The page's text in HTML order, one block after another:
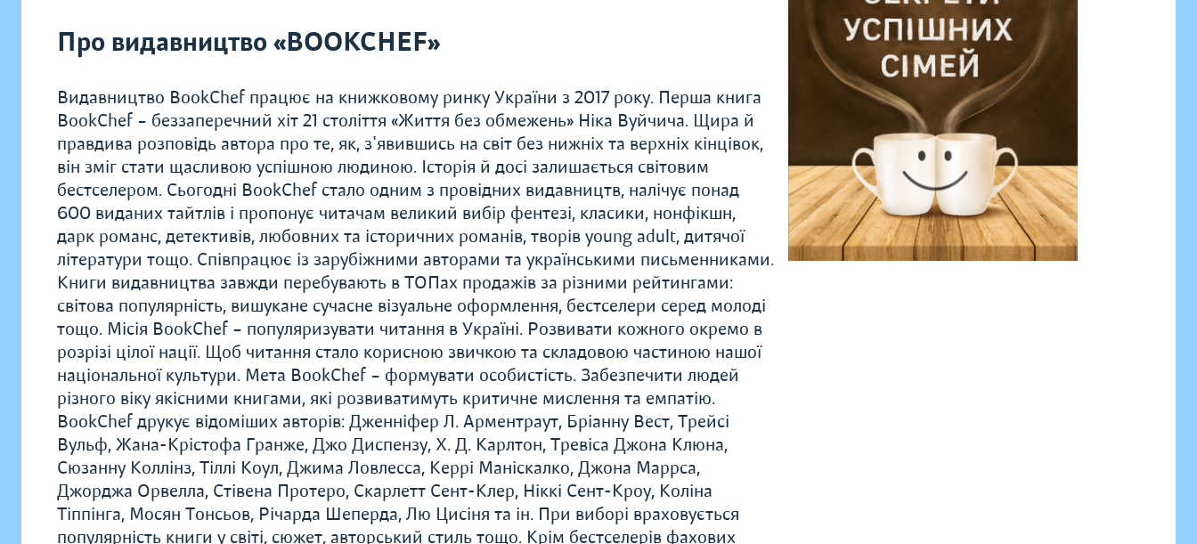
Про видавництво «BOOKCHEF»
Видавництво BookChef працює на книжковому ринку України з 2017 року. Перша книга
BookChef – беззаперечний хіт 21 століття «Життя без обмежень» Ніка Вуйчича. Щира й
правдива розповідь автора про те, як, з'явившись на світ без нижніх та верхніх кінцівок,
він зміг стати щасливою успішною людиною. Історія й досі залишається світовим
бестселером. Сьогодні BookChef стало одним з провідних видавництв, налічує понад
600 виданих тайтлів і пропонує читачам великий вибір фентезі, класики, нонфікшн,
дарк романс, детективів, любовних та історичних романів, творів young adult, дитячої
літератури тощо. Співпрацює із зарубіжними авторами та українськими письменниками.
Книги видавництва завжди перебувають в ТОПах продажів за різними рейтингами:
світова популярність, вишукане сучасне візуальне оформлення, бестселери серед молоді
тощо. Місія BookChef – популяризувати читання в Україні. Розвивати кожного окремо в
розрізі цілої нації. Щоб читання стало корисною звичкою та складовою частиною нашої
національної культури. Мета BookChef – формувати особистість. Забезпечити людей
різного віку якісними книгами, які розвиватимуть критичне мислення та емпатію.
BookChef друкує відоміших авторів: Дженніфер Л. Арментраут, Бріанну Вест, Трейсі
Вульф, Жана-Крістофа Гранже, Джо Диспензу, Х. Д. Карлтон, Тревіса Джона Клюна,
Сюзанну Коллінз, Тіллі Коул, Джима Ловлесса, Керрі Маніскалко, Джона Маррса,
Джорджа Орвелла, Стівена Протеро, Скарлетт Сент-Клер, Ніккі Сент-Кроу, Коліна
Тіппінга, Мосян Тонсьов, Річарда Шеперда, Лю Цисіня та ін. При виборі враховується
популярність книги у світі, сюжет, авторський стиль тощо. Крім бестселерів фахових